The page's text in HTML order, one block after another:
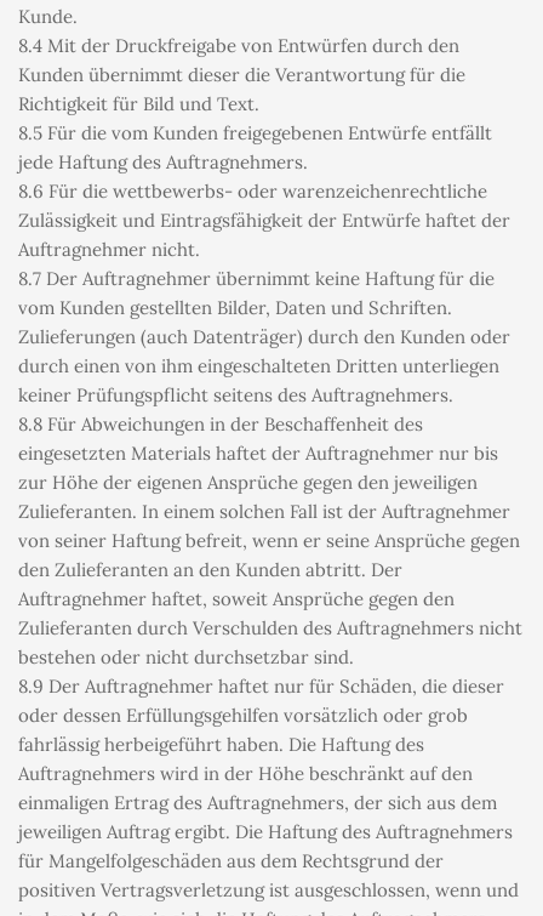
Kunde.
8.4 Mit der Druckfreigabe von Entwürfen durch den
Kunden übernimmt dieser die Verantwortung für die
Richtigkeit für Bild und Text.
8.5 Für die vom Kunden freigegebenen Entwürfe entfällt
jede Haftung des Auftragnehmers.
8.6 Für die wettbewerbs- oder warenzeichenrechtliche
Zulässigkeit und Eintragsfähigkeit der Entwürfe haftet der
Auftragnehmer nicht.
8.7 Der Auftragnehmer übernimmt keine Haftung für die
vom Kunden gestellten Bilder, Daten und Schriften.
Zulieferungen (auch Datenträger) durch den Kunden oder
durch einen von ihm eingeschalteten Dritten unterliegen
keiner Prüfungspflicht seitens des Auftragnehmers.
8.8 Für Abweichungen in der Beschaffenheit des
eingesetzten Materials haftet der Auftragnehmer nur bis
zur Höhe der eigenen Ansprüche gegen den jeweiligen
Zulieferanten. In einem solchen Fall ist der Auftragnehmer
von seiner Haftung befreit, wenn er seine Ansprüche gegen
den Zulieferanten an den Kunden abtritt. Der
Auftragnehmer haftet, soweit Ansprüche gegen den
Zulieferanten durch Verschulden des Auftragnehmers nicht
bestehen oder nicht durchsetzbar sind.
8.9 Der Auftragnehmer haftet nur für Schäden, die dieser
oder dessen Erfüllungsgehilfen vorsätzlich oder grob
fahrlässig herbeigeführt haben. Die Haftung des
Auftragnehmers wird in der Höhe beschränkt auf den
einmaligen Ertrag des Auftragnehmers, der sich aus dem
jeweiligen Auftrag ergibt. Die Haftung des Auftragnehmers
für Mangelfolgeschäden aus dem Rechtsgrund der
positiven Vertragsverletzung ist ausgeschlossen, wenn und